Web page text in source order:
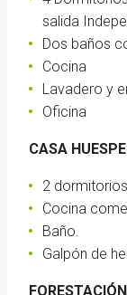
salida
Dos baños
Cocina
Lavadero y
Oficina
CASA
2 dormitorios
Cocina
Baño.
Galpón de
FORESTACIÓN